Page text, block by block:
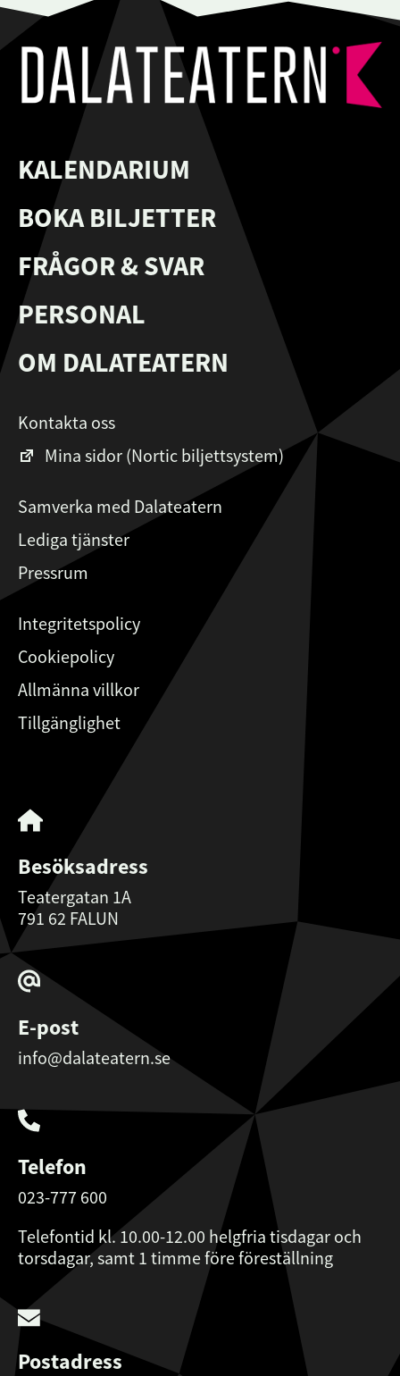
KALENDARIUM
BOKA BILJETTER
FRÅGOR & SVAR
PERSONAL
OM DALATEATERN
Kontakta oss
Mina sidor (Nortic biljettsystem)
Samverka med Dalateatern
Lediga tjänster
Pressrum
Integritetspolicy
Cookiepolicy
Allmänna villkor
Tillgänglighet
Besöksadress
Teatergatan 1A
791 62 FALUN
E-post
info@dalateatern.se
Telefon
023-777 600
Telefontid kl. 10.00-12.00 helgfria tisdagar och
torsdagar, samt 1 timme före föreställning
Postadress